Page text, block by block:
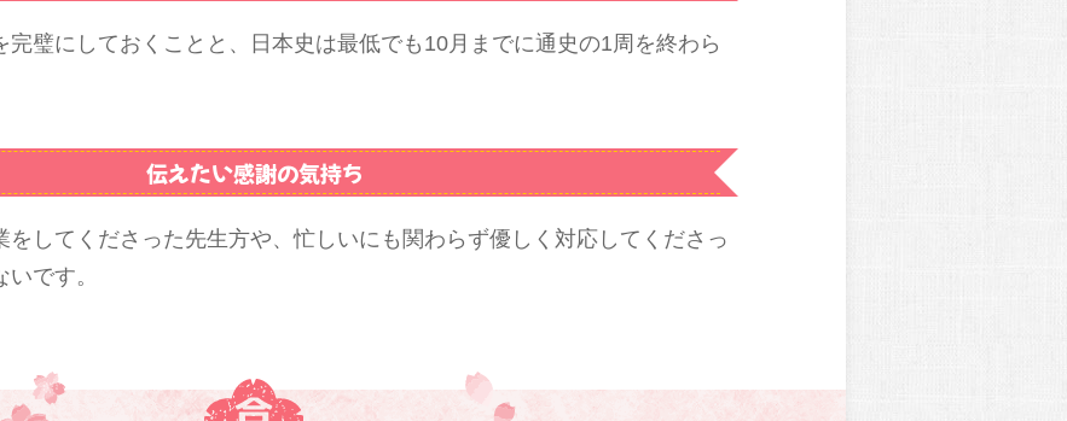
完璧にしておくことと、日本史は最低でも10月までに通史の1周を終わら
伝えたい感謝の気持ち
をしてくださった先生方や、忙しいにも関わらず優しく対応してくださっ
です。